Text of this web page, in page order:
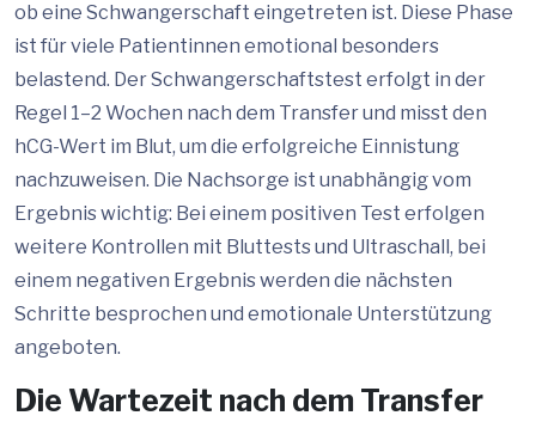
ob eine Schwangerschaft eingetreten ist. Diese Phase
ist für viele Patientinnen emotional besonders
belastend. Der Schwangerschaftstest erfolgt in der
Regel 1–2 Wochen nach dem Transfer und misst den
hCG-Wert im Blut, um die erfolgreiche Einnistung
nachzuweisen. Die Nachsorge ist unabhängig vom
Ergebnis wichtig: Bei einem positiven Test erfolgen
weitere Kontrollen mit Bluttests und Ultraschall, bei
einem negativen Ergebnis werden die nächsten
Schritte besprochen und emotionale Unterstützung
angeboten.
Die Wartezeit nach dem Transfer